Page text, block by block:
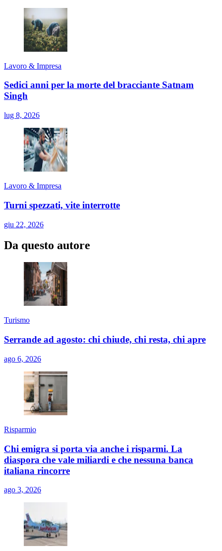
Lavoro & Impresa
Sedici anni per la morte del bracciante Satnam
Singh
lug 8, 2026
Lavoro & Impresa
Turni spezzati, vite interrotte
giu 22, 2026
Da questo autore
Turismo
Serrande ad agosto: chi chiude, chi resta, chi apre
ago 6, 2026
Risparmio
Chi emigra si porta via anche i risparmi. La
diaspora che vale miliardi e che nessuna banca
italiana rincorre
ago 3, 2026